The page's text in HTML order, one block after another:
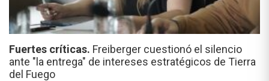
Fuertes críticas. Freiberger cuestionó el silencio
ante "la entrega" de intereses estratégicos de Tierra
del Fuego